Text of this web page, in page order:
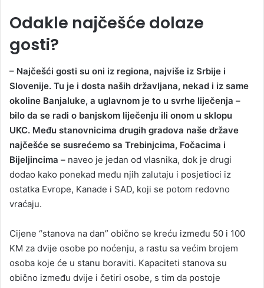
Odakle najčešće dolaze
gosti?
– Najčešći gosti su oni iz regiona, najviše iz Srbije i
Slovenije. Tu je i dosta naših državljana, nekad i iz same
okoline Banjaluke, a uglavnom je to u svrhe liječenja –
bilo da se radi o banjskom liječenju ili onom u sklopu
UKC. Među stanovnicima drugih gradova naše države
najčešće se susrećemo sa Trebinjcima, Fočacima i
Bijeljincima – naveo je jedan od vlasnika, dok je drugi
dodao kako ponekad među njih zalutaju i posjetioci iz
ostatka Evrope, Kanade i SAD, koji se potom redovno
vraćaju.
Cijene “stanova na dan” obično se kreću između 50 i 100
KM za dvije osobe po noćenju, a rastu sa većim brojem
osoba koje će u stanu boraviti. Kapaciteti stanova su
obično između dvije i četiri osobe, s tim da postoje